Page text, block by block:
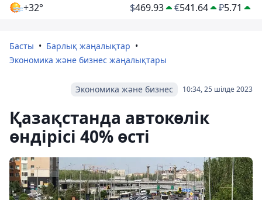
+32° $469.93 €541.64 ₽5.71
Басты
Барлық жаңалықтар
Экономика және бизнес жаңалықтары
10:34, 25 шілде 2023
Экономика және бизнес
Қазақстанда автокөлік
өндірісі 40% өсті